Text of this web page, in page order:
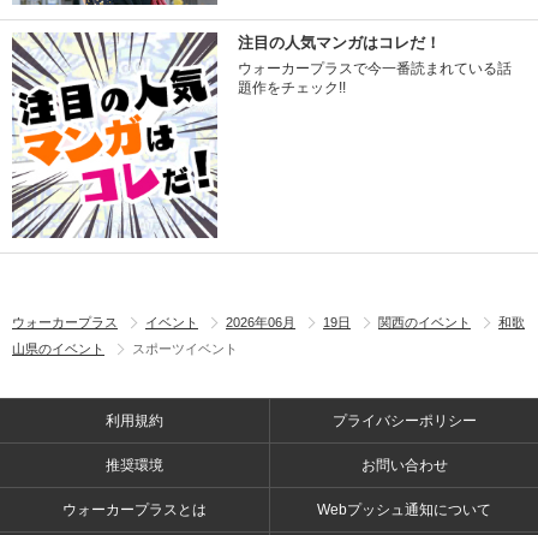
注目の人気マンガはコレだ！
ウォーカープラスで今一番読まれている話
題作をチェック!!
ウォーカープラス イベント 2026年06月 19日 関西のイベント
和歌
山県のイベント
スポーツイベント
利用規約 プライバシーポリシー
推奨環境 お問い合わせ
ウォーカープラスとは Webプッシュ通知について